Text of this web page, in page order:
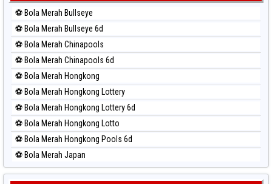
Paito Harian Sydney Lotto
Paito Harian Sydney Pools 6d
Paito Harian Taipei
Paito Harian Taiwan
⚽ Bola Merah Bullseye
⚽ Bola Merah Bullseye 6d
⚽ Bola Merah Chinapools
⚽ Bola Merah Chinapools 6d
⚽ Bola Merah Hongkong
⚽ Bola Merah Hongkong Lottery
⚽ Bola Merah Hongkong Lottery 6d
⚽ Bola Merah Hongkong Lotto
⚽ Bola Merah Hongkong Pools 6d
⚽ Bola Merah Japan
⚽ Bola Merah Japan 6d